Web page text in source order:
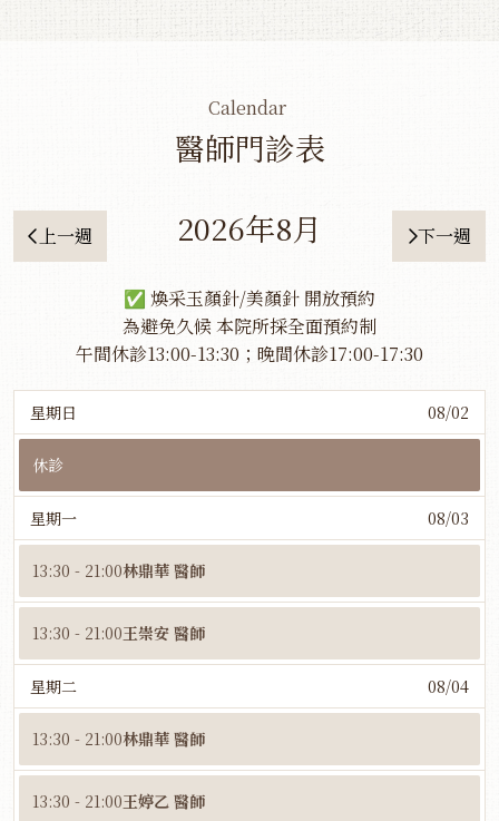
醫師門診表
Calendar
上一週 2026年8月 下一週
✅ 煥采玉顏針/美顏針 開放預約
為避免久候 本院所採全面預約制
午間休診13:00-13:30；晚間休診17:00-17:30
星期日 08/02
休診
星期一 08/03
13:30 - 21:00林鼎華 醫師
13:30 - 21:00王崇安 醫師
星期二 08/04
13:30 - 21:00林鼎華 醫師
13:30 - 21:00王婷乙 醫師